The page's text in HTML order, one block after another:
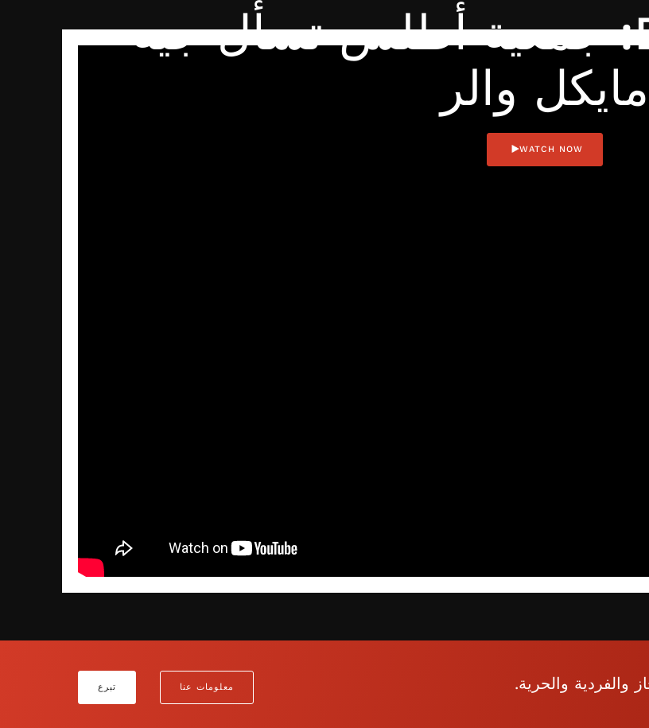
شركة Big Intel: جمعية أطلس تسأل جيه
مايكل والر
WATCH NOW
والفردية والحرية. معلومات عنا تبرع